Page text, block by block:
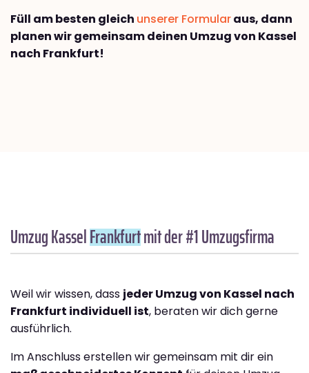
Füll am besten gleich unserer Formularaus, dann
planen wir gemeinsam deinen Umzug von Kassel
nach Frankfurt!
Umzug KasselFrankfurtmit der #1 Umzugsfirma
Weil wir wissen, dass jeder Umzug von Kassel nach
Frankfurt individuell ist, beraten wir dich gerne
ausführlich.
Im Anschluss erstellen wir gemeinsam mit dir ein